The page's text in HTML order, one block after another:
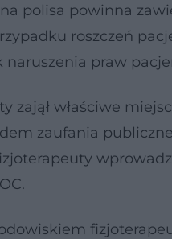
polisa powinna
roszczeń
praw
zajął właściwe
zaufania